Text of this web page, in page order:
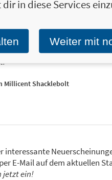
Shacklebolt stammt
bevor sie von
nach
Millicent Shacklebolt
interessante
E-Mail auf dem aktuellen
jetzt ein!
in diese Services
Weiter mit